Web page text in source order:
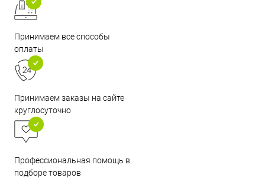
Принимаем все способы
оплаты
Принимаем заказы на сайте
круглосуточно
Профессиональная помощь в
подборе товаров